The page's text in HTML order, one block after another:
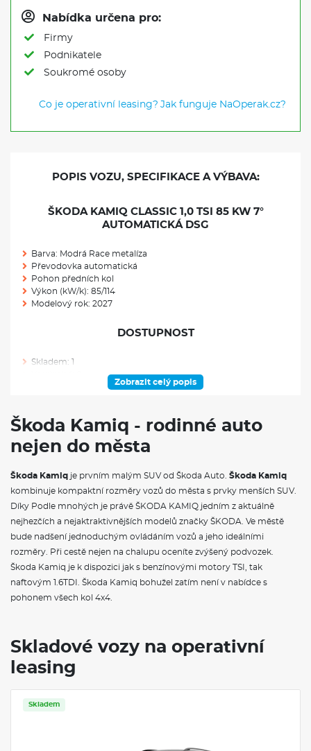
Nabídka určena pro:
Firmy
Podnikatele
Soukromé osoby
Co je operativní leasing? Jak funguje NaOperak.cz?
POPIS VOZU, SPECIFIKACE A VÝBAVA:
ŠKODA KAMIQ CLASSIC 1,0 TSI 85 KW 7°
AUTOMATICKÁ DSG
Barva: Modrá Race metalíza
Převodovka automatická
Pohon předních kol
Výkon (kW/k): 85/114
Modelový rok: 2027
DOSTUPNOST
Skladem: 1
Disky kol z lehké slitiny Montado 16" černé leštěné 6J × 16" ET38
Pneumatiky 205/60 R16 92V se superoptimalizovaným
valivým odporem generace 2
2× USB-C vpředu a 2× USB-C vzadu (nabíjecí výkon až 45 W)
8 reproduktorů
Dvouzónová klimatizace Climatronic
Bezdrátový SmartLink
Interiér plus
Volba jízdního režimu
KESSY - bezklíčové zamykání a startování
Alarm
Parkovací senzory vpředu
VÝBAVA VE VÝBAVA STUPNI
Rozpoznávání dopravních značek
Cargo elementy
Kryt zavazadlového prostoru se sítí na zavazadla
Zobrazit celý popis
Škoda Kamiq - rodinné auto
nejen do města
Škoda Kamiq je prvním malým SUV od Škoda Auto. Škoda Kamiq
kombinuje kompaktní rozměry vozů do města s prvky menších SUV.
Díky Podle mnohých je právě ŠKODA KAMIQ jedním z aktuálně
nejhezčích a nejaktraktivnějších modelů značky ŠKODA. Ve městě
bude nadšení jednoduchým ovládáním vozů a jeho ideálními
rozměry. Při cestě nejen na chalupu oceníte zvýšený podvozek.
Škoda Kamiq je k dispozici jak s benzínovými motory TSI, tak
naftovým 1.6TDI. Škoda Kamiq bohužel zatím není v nabídce s
pohonem všech kol 4x4.
Skladové vozy na operativní
leasing
Skladem